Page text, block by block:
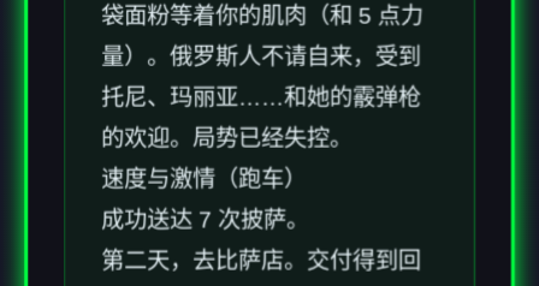
袋面粉等着你的肌肉（和 5 点力
量）。俄罗斯人不请自来，受到
托尼、玛丽亚……和她的霰弹枪
的欢迎。局势已经失控。
速度与激情（跑车）
成功送达 7 次披萨。
第二天，去比萨店。交付得到回